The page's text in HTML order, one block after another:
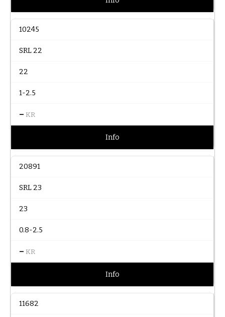
10245
SRL 22
22
1-2.5
– KR
Info
20891
SRL 23
23
0.8-2.5
– KR
Info
11682